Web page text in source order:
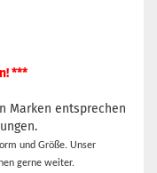
***
Marken entsprechen
und Größe. Unser
gerne weiter.